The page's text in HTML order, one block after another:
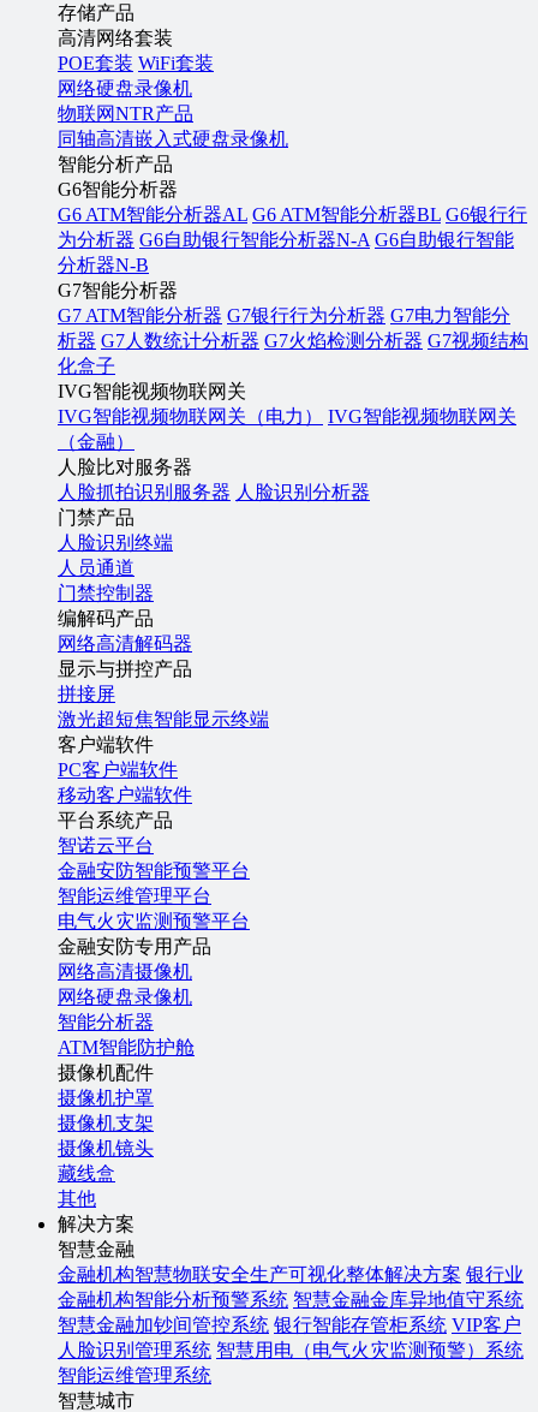
存储产品
高清网络套装
POE套装 WiFi套装
网络硬盘录像机
物联网NTR产品
同轴高清嵌入式硬盘录像机
智能分析产品
G6智能分析器
G6 ATM智能分析器AL G6 ATM智能分析器BL G6银行行
为分析器 G6自助银行智能分析器N-A G6自助银行智能
分析器N-B
G7智能分析器
G7 ATM智能分析器 G7银行行为分析器 G7电力智能分
析器 G7人数统计分析器 G7火焰检测分析器 G7视频结构
化盒子
IVG智能视频物联网关
IVG智能视频物联网关（电力）
IVG智能视频物联网关
（金融）
人脸比对服务器
人脸抓拍识别服务器 人脸识别分析器
门禁产品
人脸识别终端
人员通道
门禁控制器
编解码产品
网络高清解码器
显示与拼控产品
拼接屏
激光超短焦智能显示终端
客户端软件
PC客户端软件
移动客户端软件
平台系统产品
智诺云平台
金融安防智能预警平台
智能运维管理平台
电气火灾监测预警平台
金融安防专用产品
网络高清摄像机
网络硬盘录像机
智能分析器
ATM智能防护舱
摄像机配件
摄像机护罩
摄像机支架
摄像机镜头
藏线盒
其他
解决方案
智慧金融
金融机构智慧物联安全生产可视化整体解决方案 银行业
金融机构智能分析预警系统 智慧金融金库异地值守系统
智慧金融加钞间管控系统 银行智能存管柜系统 VIP客户
人脸识别管理系统 智慧用电（电气火灾监测预警）系统
智能运维管理系统
智慧城市